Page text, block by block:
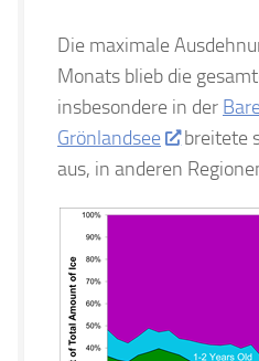
Die maximale
Monats blieb die
insbesondere in der
Grönlandsee
breitete
aus, in anderen